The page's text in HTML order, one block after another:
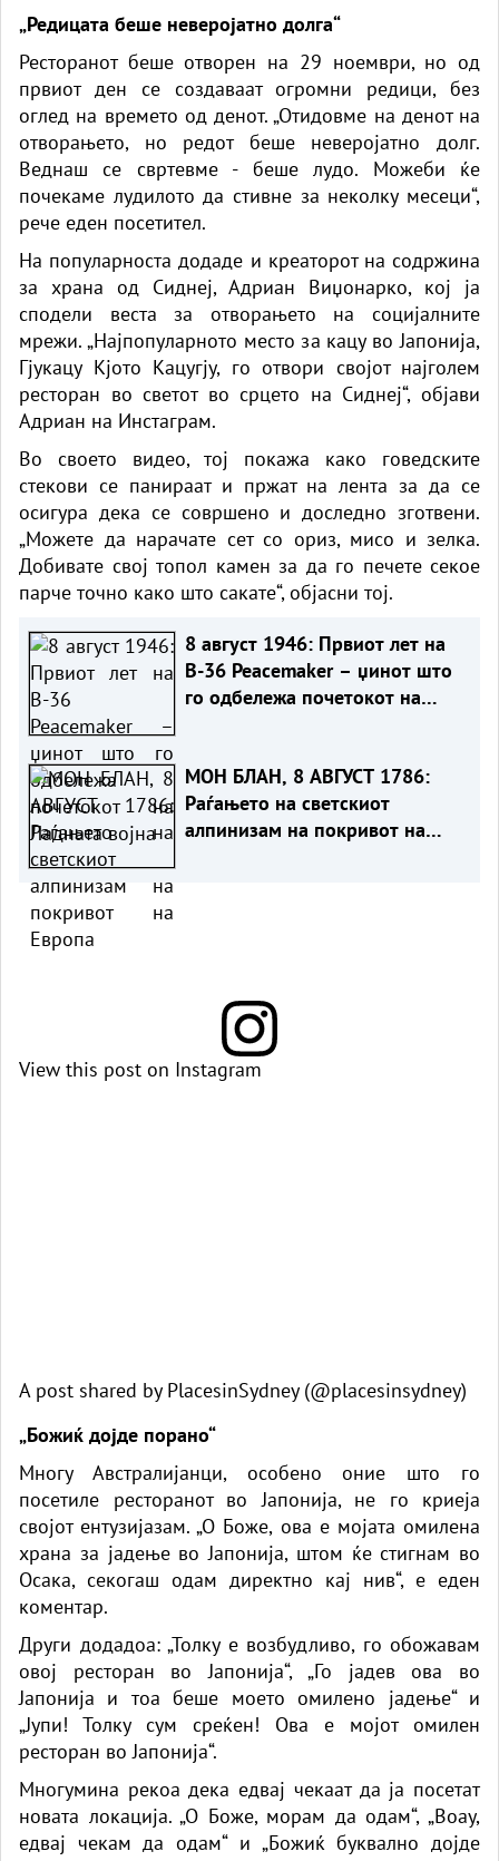
„Редицата беше неверојатно долга“
Ресторанот беше отворен на 29 ноември, но од
првиот ден се создаваат огромни редици, без
оглед на времето од денот. „Отидовме на денот на
отворањето, но редот беше неверојатно долг.
Веднаш се свртевме - беше лудо. Можеби ќе
почекаме лудилото да стивне за неколку месеци“,
рече еден посетител.
На популарноста додаде и креаторот на содржина
за храна од Сиднеј, Адриан Виџонарко, кој ја
сподели веста за отворањето на социјалните
мрежи. „Најпопуларното место за кацу во Јапонија,
Гјукацу Кјото Кацугју, го отвори својот најголем
ресторан во светот во срцето на Сиднеј“, објави
Адриан на Инстаграм.
Во своето видео, тој покажа како говедските
стекови се панираат и пржат на лента за да се
осигура дека се совршено и доследно зготвени.
„Можете да нарачате сет со ориз, мисо и зелка.
Добивате свој топол камен за да го печете секое
парче точно како што сакате“, објасни тој.
8 август 1946: Првиот лет на
B-36 Peacemaker – џинот што
го одбележа почетокот на
МОН БЛАН, 8 АВГУСТ 1786:
Раѓањето на светскиот
алпинизам на покривот на
View this post on Instagram
A post shared by PlacesinSydney (@placesinsydney)
„Божиќ дојде порано“
Многу Австралијанци, особено оние што го
посетиле ресторанот во Јапонија, не го криеја
својот ентузијазам. „О Боже, ова е мојата омилена
храна за јадење во Јапонија, штом ќе стигнам во
Осака, секогаш одам директно кај нив“, е еден
коментар.
Други додадоа: „Толку е возбудливо, го обожавам
овој ресторан во Јапонија“, „Го јадев ова во
Јапонија и тоа беше моето омилено јадење“ и
„Јупи! Толку сум среќен! Ова е мојот омилен
ресторан во Јапонија“.
Многумина рекоа дека едвај чекаат да ја посетат
новата локација. „О Боже, морам да одам“, „Воау,
едвај чекам да одам“ и „Божиќ буквално дојде